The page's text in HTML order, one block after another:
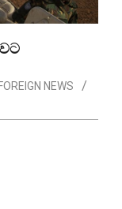
FOREIGN NEWS